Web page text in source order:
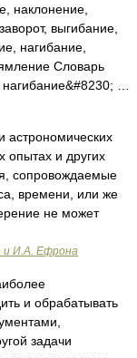
наклонение,
выгибание,
нагибание,
Словарь
…
астрономических
опытах и других
сопровождаемые
времени, или же
не может
и И.А. Ефрона
и обрабатывать
задачи